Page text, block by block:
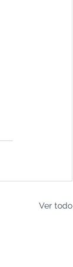
Ver todo